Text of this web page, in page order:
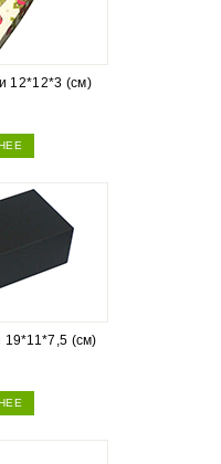
12*12*3 (см)
19*11*7,5 (см)